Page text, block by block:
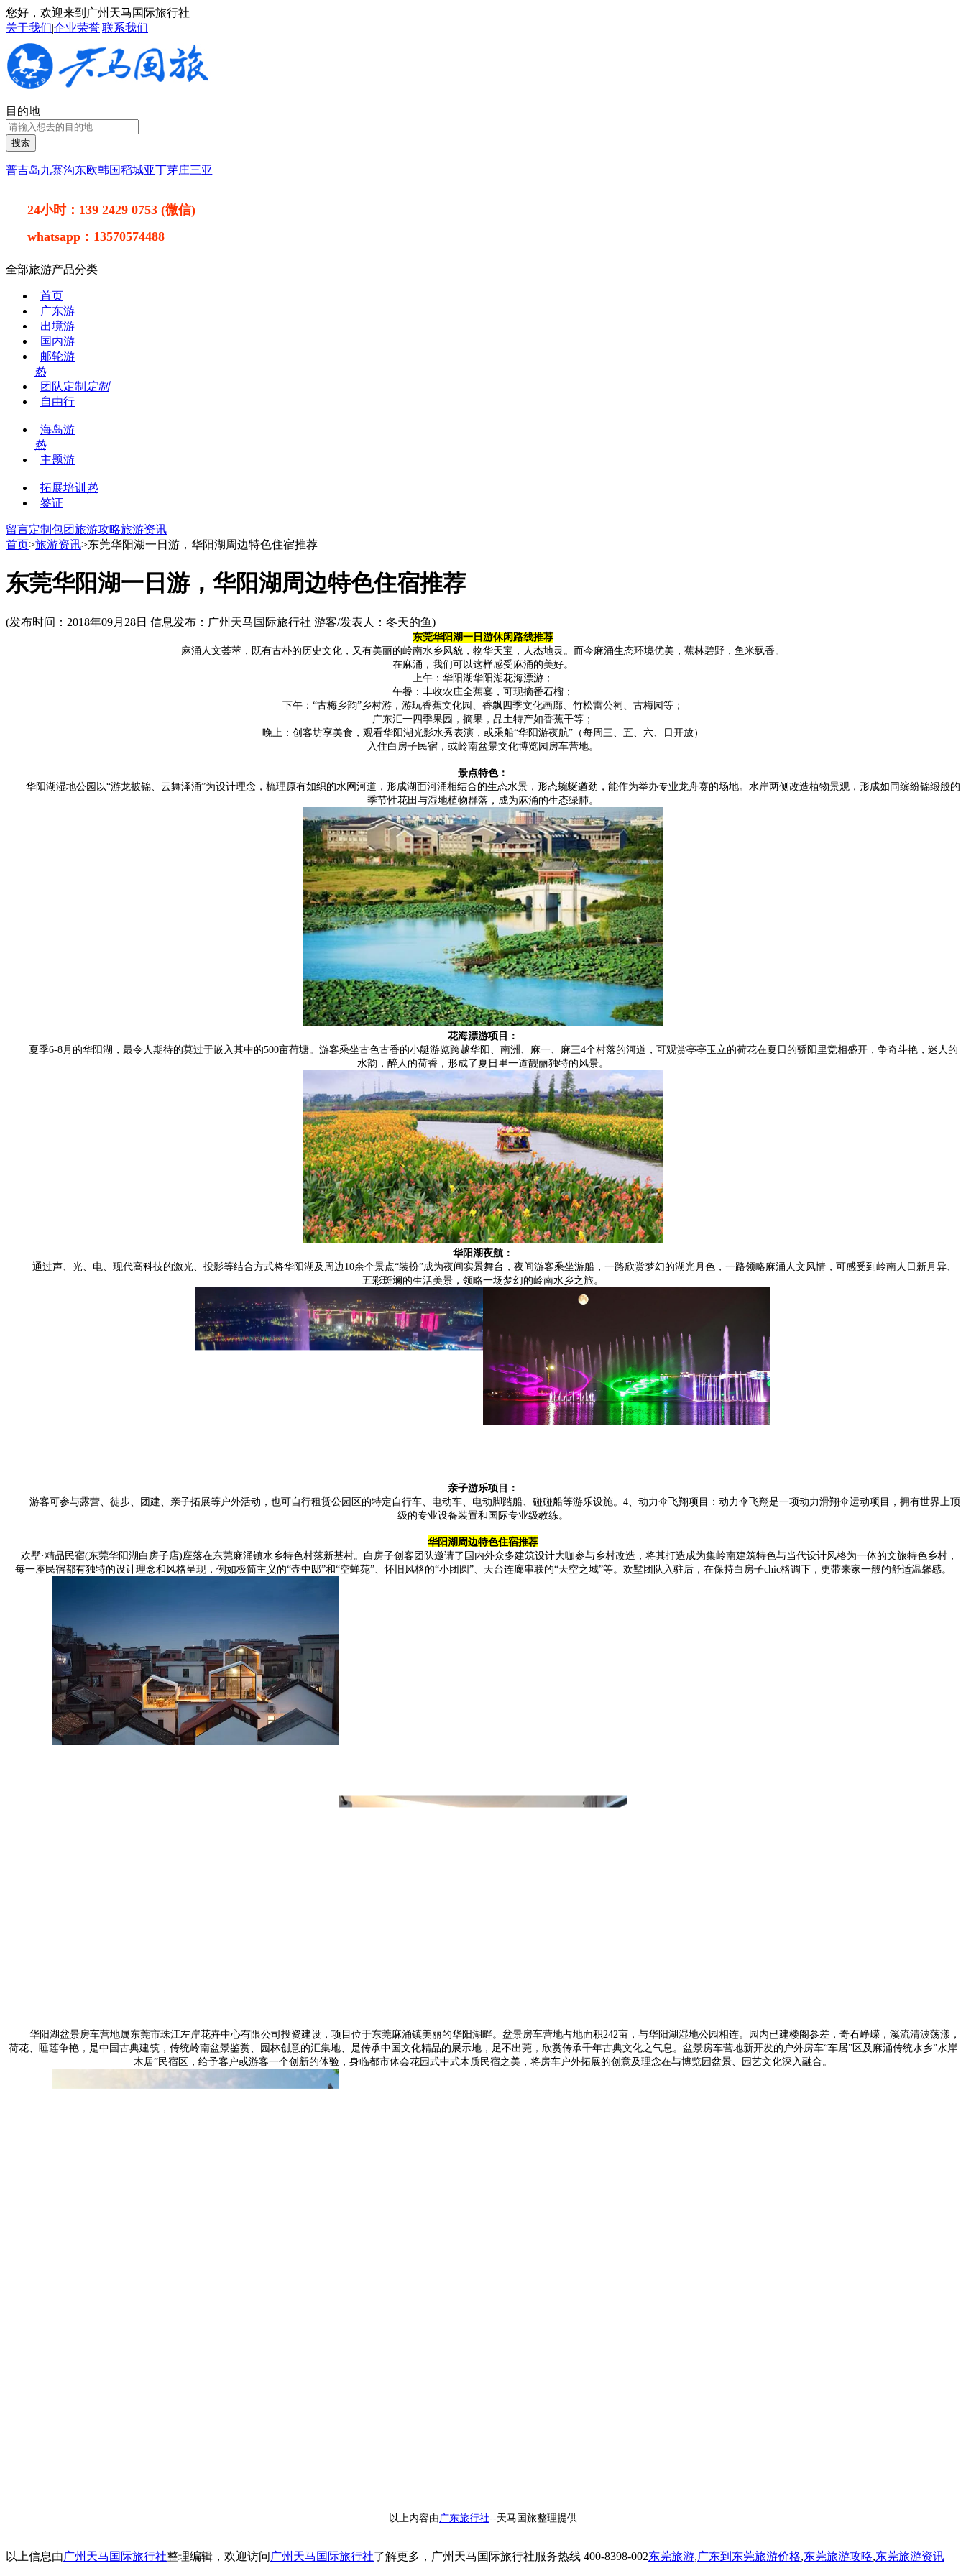
您好，欢迎来到广州天马国际旅行社
关于我们|企业荣誉|联系我们
目的地
搜索
普吉岛九寨沟东欧韩国稻城亚丁芽庄三亚
24小时： 139 2429 0753 (微信)
whatsapp： 13570574488
全部旅游产品分类
首页
广东游
出境游
国内游
邮轮游
热
团队定制 定制
自由行
海岛游
热
主题游
拓展培训 热
签证
留言定制包团旅游攻略旅游资讯
首页>旅游资讯>东莞华阳湖一日游，华阳湖周边特色住宿推荐
东莞华阳湖一日游，华阳湖周边特色住宿推荐
(发布时间：2018年09月28日 信息发布：广州天马国际旅行社 游客/发表人：冬天的鱼)
东莞华阳湖一日游休闲路线推荐
麻涌人文荟萃，既有古朴的历史文化，又有美丽的岭南水乡风貌，物华天宝，人杰地灵。而今麻涌生态环境优美，蕉林碧野，鱼米飘香。
在麻涌，我们可以这样感受麻涌的美好。
上午：华阳湖华阳湖花海漂游；
午餐：丰收农庄全蕉宴，可现摘番石榴；
下午：“古梅乡韵”乡村游，游玩香蕉文化园、香飘四季文化画廊、竹松雷公祠、古梅园等；
广东汇一四季果园，摘果，品土特产如香蕉干等；
晚上：创客坊享美食，观看华阳湖光影水秀表演，或乘船“华阳游夜航”（每周三、五、六、日开放）
入住白房子民宿，或岭南盆景文化博览园房车营地。
景点特色：
华阳湖湿地公园以“游龙披锦、云舞泽涌”为设计理念，梳理原有如织的水网河道，形成湖面河涌相结合的生态水景，形态蜿蜒遒劲，能作为举办专业龙舟赛的场地。水岸两侧改造植物景观，形成如同缤纷锦缎般的
季节性花田与湿地植物群落，成为麻涌的生态绿肺。
花海漂游项目：
夏季6-8月的华阳湖，最令人期待的莫过于嵌入其中的500亩荷塘。游客乘坐古色古香的小艇游览跨越华阳、南洲、麻一、麻三4个村落的河道，可观赏亭亭玉立的荷花在夏日的骄阳里竞相盛开，争奇斗艳，迷人的
水韵，醉人的荷香，形成了夏日里一道靓丽独特的风景。
华阳湖夜航：
通过声、光、电、现代高科技的激光、投影等结合方式将华阳湖及周边10余个景点“装扮”成为夜间实景舞台，夜间游客乘坐游船，一路欣赏梦幻的湖光月色，一路领略麻涌人文风情，可感受到岭南人日新月异、
五彩斑斓的生活美景，领略一场梦幻的岭南水乡之旅。
亲子游乐项目：
游客可参与露营、徒步、团建、亲子拓展等户外活动，也可自行租赁公园区的特定自行车、电动车、电动脚踏船、碰碰船等游乐设施。4、动力伞飞翔项目：动力伞飞翔是一项动力滑翔伞运动项目，拥有世界上顶
级的专业设备装置和国际专业级教练。
华阳湖周边特色住宿推荐
欢墅·精品民宿(东莞华阳湖白房子店)座落在东莞麻涌镇水乡特色村落新基村。白房子创客团队邀请了国内外众多建筑设计大咖参与乡村改造，将其打造成为集岭南建筑特色与当代设计风格为一体的文旅特色乡村，
每一座民宿都有独特的设计理念和风格呈现，例如极简主义的“壶中邸”和“空蝉苑”、怀旧风格的“小团圆”、天台连廊串联的“天空之城”等。欢墅团队入驻后，在保持白房子chic格调下，更带来家一般的舒适温馨感。
华阳湖盆景房车营地属东莞市珠江左岸花卉中心有限公司投资建设，项目位于东莞麻涌镇美丽的华阳湖畔。盆景房车营地占地面积242亩，与华阳湖湿地公园相连。园内已建楼阁参差，奇石峥嵘，溪流清波荡漾，
荷花、睡莲争艳，是中国古典建筑，传统岭南盆景鉴赏、园林创意的汇集地、是传承中国文化精品的展示地，足不出莞，欣赏传承千年古典文化之气息。盆景房车营地新开发的户外房车“车居”区及麻涌传统水乡”水岸
木居”民宿区，给予客户或游客一个创新的体验，身临都市体会花园式中式木质民宿之美，将房车户外拓展的创意及理念在与博览园盆景、园艺文化深入融合。
以上内容由 广东旅行社--天马国旅整理提供
以上信息由广州天马国际旅行社整理编辑，欢迎访问 广州天马国际旅行社了解更多，广州天马国际旅行社服务热线 400-8398-002东莞旅游,广东到东莞旅游价格,东莞旅游攻略,东莞旅游资讯